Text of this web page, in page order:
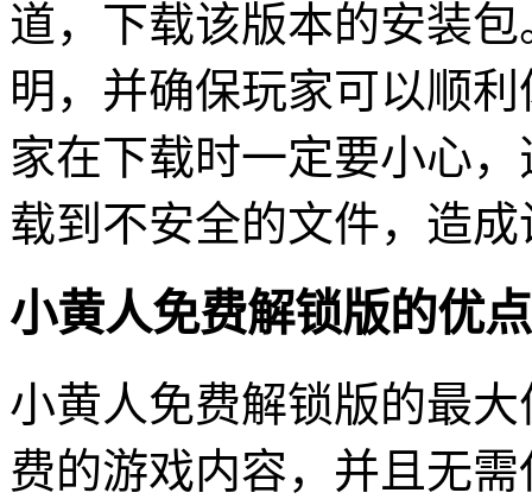
道，下载该版本的安装
明，并确保玩家可以顺
家在下载时一定要小心
载到不安全的文件，造
小黄人免费解锁版的优
小黄人免费解锁版的最
费的游戏内容，并且无